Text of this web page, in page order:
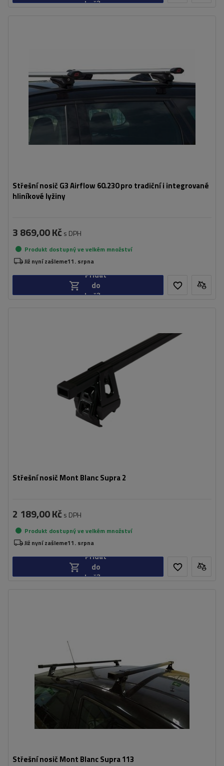
košíku
Střešní nosič G3 Airflow 60.230 pro tradiční i integrované
hliníkové lyžiny
3 869,00 Kč s DPH
Produkt dostupný ve velkém množství
Již nyní zašleme11. srpna
Přidat
do
košíku
Střešní nosič Mont Blanc Supra 2
2 189,00 Kč s DPH
Produkt dostupný ve velkém množství
Již nyní zašleme11. srpna
Přidat
do
košíku
Střešní nosič Mont Blanc Supra 113